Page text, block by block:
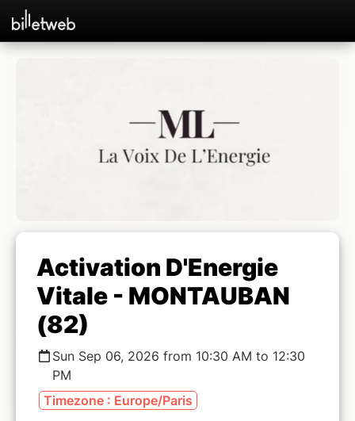
Activation D'Energie
Vitale - MONTAUBAN
(82)
Sun Sep 06, 2026 from 10:30 AM to 12:30
PM
Timezone : Europe/Paris